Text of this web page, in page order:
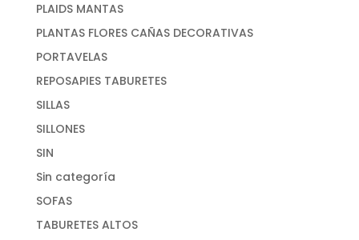
PLAIDS MANTAS
PLANTAS FLORES CAÑAS DECORATIVAS
PORTAVELAS
REPOSAPIES TABURETES
SILLAS
SILLONES
SIN
Sin categoría
SOFAS
TABURETES ALTOS